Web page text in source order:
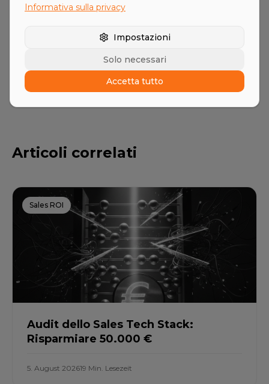
Vertriebsexperten
Articoli correlati
Sales ROI
Audit dello Sales Tech Stack:
Risparmiare 50.000 €
5. August 202619 Min. Lesezeit
Informativa sulla privacy
Impostazioni
Solo necessari
Accetta tutto